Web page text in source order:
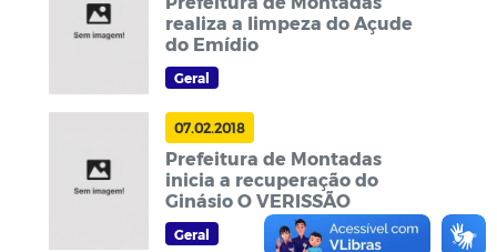
realiza a limpeza do Açude
do Emídio
Geral
07.02.2018
Prefeitura de Montadas
inicia a recuperação do
Ginásio O VERISSÃO
Geral